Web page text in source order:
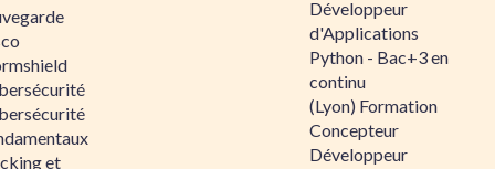
et
Développeur
d'Applications
Python - Bac+3 en
continu
(Lyon) Formation
Concepteur
Développeur